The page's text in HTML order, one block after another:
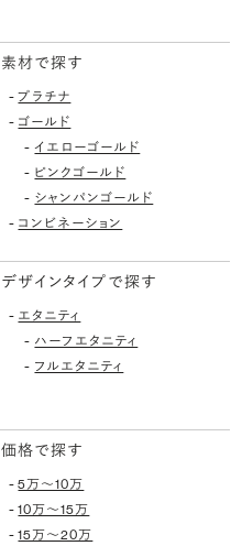
素材で探す
-プラチナ
- ゴールド
-イエローゴールド
- ピンクゴールド
- シャンパンゴールド
- コンビネーション
デザインタイプで探す
- エタニティ
- ハーフエタニティ
- フルエタニティ
価格で探す
-5万〜10万
-10万〜15万
-15万〜20万